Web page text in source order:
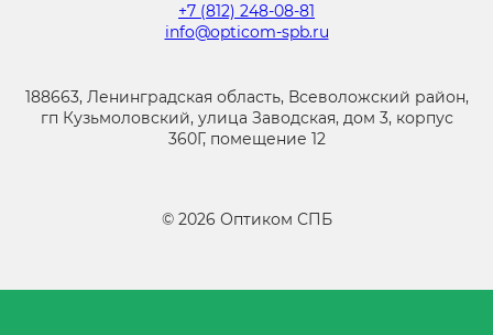
+7 (812) 248-08-81
info@opticom-spb.ru
188663, Ленинградская область, Всеволожский район,
гп Кузьмоловский, улица Заводская, дом 3, корпус
360Г, помещение 12
© 2026 Оптиком СПБ